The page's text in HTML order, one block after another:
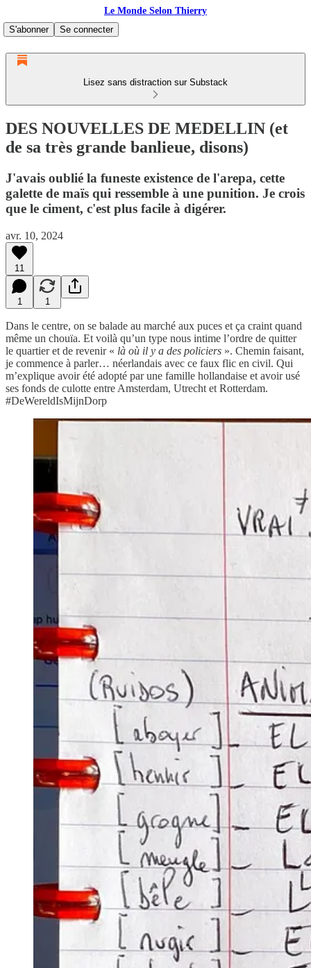
Le Monde Selon Thierry
S'abonner
Se connecter
Lisez sans distraction sur Substack
DES NOUVELLES DE MEDELLIN (et
de sa très grande banlieue, disons)
J'avais oublié la funeste existence de l'arepa, cette
galette de maïs qui ressemble à une punition. Je crois
que le ciment, c'est plus facile à digérer.
avr. 10, 2024
11
1 1
Dans le centre, on se balade au marché aux puces et ça craint quand
même un chouïa. Et voilà qu’un type nous intime l’ordre de quitter
le quartier et de revenir « là où il y a des policiers ». Chemin faisant,
je commence à parler… néerlandais avec ce faux flic en civil. Qui
m’explique avoir été adopté par une famille hollandaise et avoir usé
ses fonds de culotte entre Amsterdam, Utrecht et Rotterdam.
#DeWereldIsMijnDorp